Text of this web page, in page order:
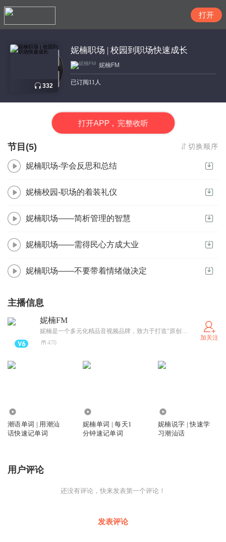
332
妮楠职场 | 校园到职场快速成长
妮楠FM
已订阅11人
打开APP，完整收听
节目(5) 切换顺序
妮楠职场-学会反思和总结
妮楠校园-职场的着装礼仪
妮楠职场——简析管理的智慧
妮楠职场——需得民心方成大业
妮楠职场——不要带着情绪做决定
主播信息
妮楠FM
妮楠是一个多元化精品音视频品牌，致力于打造“原创+品质”的精品音视频内容产业，内容涵盖文化、校园、职场、情感、音乐、生活等，以专业态度创作音视艺术，以匠心品质呈现精品内容。
470
加关注
潮语单词 | 用潮汕
话快速记单词
妮楠单词 | 每天1
分钟速记单词
妮楠说字 | 快速学
习潮汕话
用户评论
还没有评论，快来发表第一个评论！
发表评论